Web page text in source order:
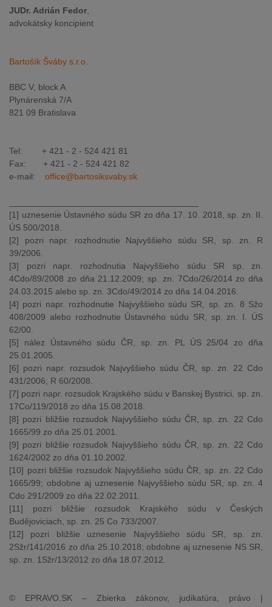
JUDr. Adrián Fedor
advokátsky koncipient
Bartošík Šváby s.r.o.
BBC V, block A
Plynárenská 7/A
821 09 Bratislava
Tel: + 421 - 2 - 524 421 81
Fax: + 421 - 2 - 524 421 82
e-mail: office@bartosiksvaby.sk
[1] uznesenie Ústavného súdu SR zo dňa 17. 10. 2018, sp. zn. II.
ÚS 500/2018.
[2] pozri napr. rozhodnutie Najvyššieho súdu SR, sp. zn. R
39/2006.
[3] pozri napr. rozhodnutia Najvyššieho súdu SR sp. zn.
4Cdo/89/2008 zo dňa 21.12.2009; sp. zn. 7Cdo/26/2014 zo dňa
24.03.2015 alebo sp. zn. 3Cdo/49/2014 zo dňa 14.04.2016.
[4] pozri napr. rozhodnutie Najvyššieho súdu SR, sp. zn. 8 Sžo
408/2009 alebo rozhodnutie Ústavného súdu SR, sp. zn. I. ÚS
62/00.
[5] nález Ústavného súdu ČR, sp. zn. PL ÚS 25/04 zo dňa
25.01.2005.
[6] pozri napr. rozsudok Najvyššieho súdu ČR, sp. zn. 22 Cdo
431/2006; R 60/2008.
[7] pozri napr. rozsudok Krajského súdu v Banskej Bystrici, sp. zn.
17Co/119/2018 zo dňa 15.08.2018.
[8] pozri bližšie rozsudok Najvyššieho súdu ČR, sp. zn. 22 Cdo
1665/99 zo dňa 25.01.2001.
[9] pozri bližšie rozsudok Najvyššieho súdu ČR, sp. zn. 22 Cdo
1624/2002 zo dňa 01.10.2002.
[10] pozri bližšie rozsudok Najvyššieho súdu ČR, sp. zn. 22 Cdo
1665/99; obdobne aj uznesenie Najvyššieho súdu SR, sp. zn. 4
Cdo 291/2009 zo dňa 22.02.2011.
[11] pozri bližšie rozsudok Krajského súdu v Českých
Budějoviciach, sp. zn. 25 Co 733/2007.
[12] pozri bližšie uznesenie Najvyššieho súdu SR, sp. zn.
2Sžr/141/2016 zo dňa 25.10.2018; obdobne aj uznesenie NS SR,
sp. zn. 1Sžr/13/2012 zo dňa 18.07.2012.
© EPRAVO.SK – Zbierka zákonov, judikatúra, právo |